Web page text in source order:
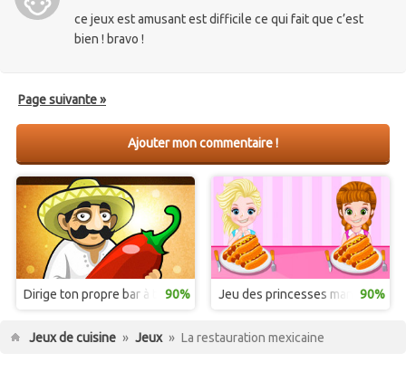
ce jeux est amusant est difficile ce qui fait que c’est
bien ! bravo !
Page suivante »
Ajouter mon commentaire !
Dirige ton propre bar à tacos et tortillas
90% Jeu des princesses mangeuses
90%
Jeux de cuisine » Jeux » La restauration mexicaine